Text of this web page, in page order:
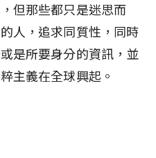
但那些都只是迷思而
人，追求同質性，同時
是所要身分的資訊，並
主義在全球興起。